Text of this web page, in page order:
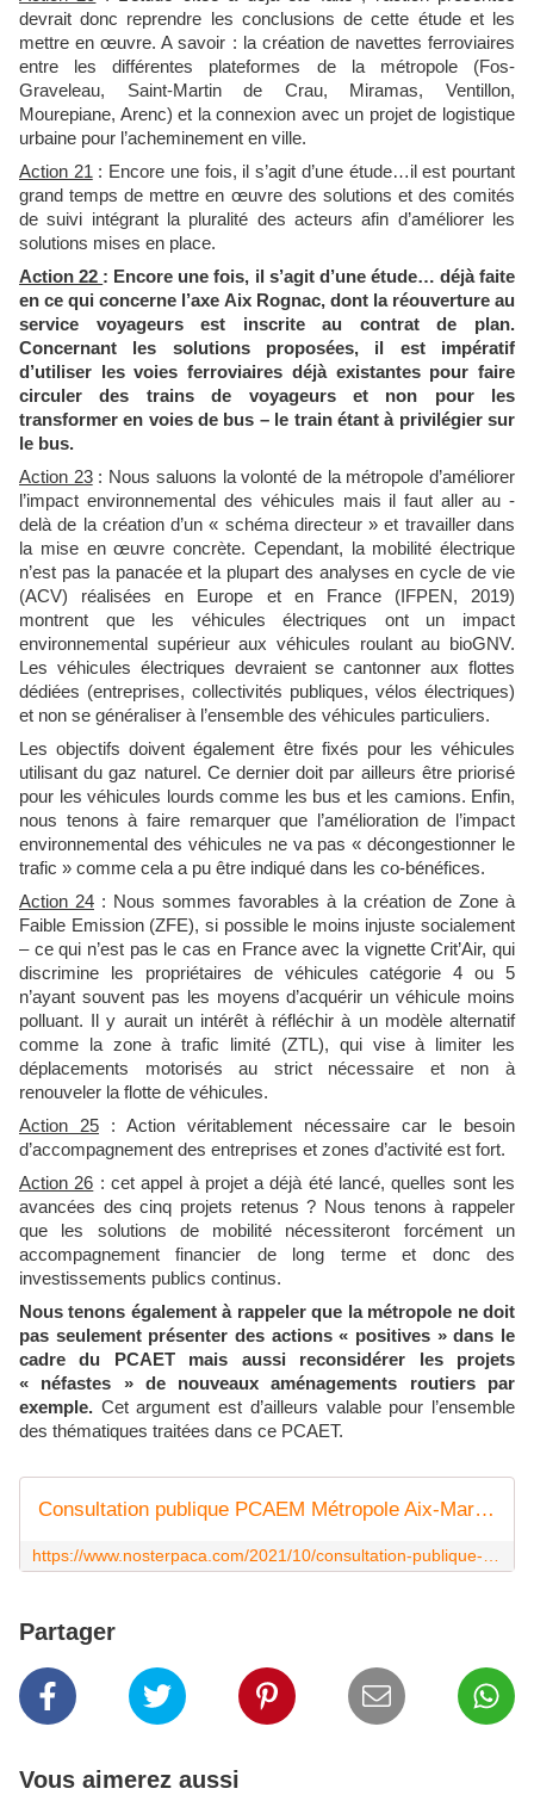
devrait donc reprendre les conclusions de cette étude et les
mettre en œuvre. A savoir : la création de navettes ferroviaires
entre les différentes plateformes de la métropole (Fos-
Graveleau, Saint-Martin de Crau, Miramas, Ventillon,
Mourepiane, Arenc) et la connexion avec un projet de logistique
urbaine pour l’acheminement en ville.
Action 21 : Encore une fois, il s’agit d’une étude…il est pourtant
grand temps de mettre en œuvre des solutions et des comités
de suivi intégrant la pluralité des acteurs afin d’améliorer les
solutions mises en place.
Action 22 : Encore une fois, il s’agit d’une étude… déjà faite
en ce qui concerne l’axe Aix Rognac, dont la réouverture au
service voyageurs est inscrite au contrat de plan.
Concernant les solutions proposées, il est impératif
d’utiliser les voies ferroviaires déjà existantes pour faire
circuler des trains de voyageurs et non pour les
transformer en voies de bus – le train étant à privilégier sur
le bus.
Action 23: Nous saluons la volonté de la métropole d’améliorer
l’impact environnemental des véhicules mais il faut aller au -
delà de la création d’un « schéma directeur » et travailler dans
la mise en œuvre concrète. Cependant, la mobilité électrique
n’est pas la panacée et la plupart des analyses en cycle de vie
(ACV) réalisées en Europe et en France (IFPEN, 2019)
montrent que les véhicules électriques ont un impact
environnemental supérieur aux véhicules roulant au bioGNV.
Les véhicules électriques devraient se cantonner aux flottes
dédiées (entreprises, collectivités publiques, vélos électriques)
et non se généraliser à l’ensemble des véhicules particuliers.
Les objectifs doivent également être fixés pour les véhicules
utilisant du gaz naturel. Ce dernier doit par ailleurs être priorisé
pour les véhicules lourds comme les bus et les camions. Enfin,
nous tenons à faire remarquer que l’amélioration de l’impact
environnemental des véhicules ne va pas « décongestionner le
trafic » comme cela a pu être indiqué dans les co-bénéfices.
Action 24 : Nous sommes favorables à la création de Zone à
Faible Emission (ZFE), si possible le moins injuste socialement
– ce qui n’est pas le cas en France avec la vignette Crit’Air, qui
discrimine les propriétaires de véhicules catégorie 4 ou 5
n’ayant souvent pas les moyens d’acquérir un véhicule moins
polluant. Il y aurait un intérêt à réfléchir à un modèle alternatif
comme la zone à trafic limité (ZTL), qui vise à limiter les
déplacements motorisés au strict nécessaire et non à
renouveler la flotte de véhicules.
Action 25 : Action véritablement nécessaire car le besoin
d’accompagnement des entreprises et zones d’activité est fort.
Action 26 : cet appel à projet a déjà été lancé, quelles sont les
avancées des cinq projets retenus ? Nous tenons à rappeler
que les solutions de mobilité nécessiteront forcément un
accompagnement financier de long terme et donc des
investissements publics continus.
Nous tenons également à rappeler que la métropole ne doit
pas seulement présenter des actions « positives » dans le
cadre du PCAET mais aussi reconsidérer les projets
« néfastes » de nouveaux aménagements routiers par
exemple. Cet argument est d’ailleurs valable pour l’ensemble
des thématiques traitées dans ce PCAET.
Consultation publique PCAEM Métropole Aix-Marseille-Provence - LA VOIX DE NOSTERPACA
Partager
Vous aimerez aussi